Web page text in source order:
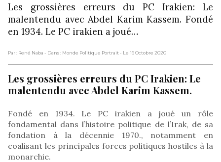
Les grossières erreurs du PC Irakien: Le
malentendu avec Abdel Karim Kassem. Fondé
en 1934. Le PC irakien a joué…
Par : René Naba - Dans : Monde Politique Portrait- Le 16 Octobre 2020
Les grossières erreurs du PC Irakien: Le
malentendu avec Abdel Karim Kassem.
Fondé en 1934. Le PC irakien a joué un rôle
fondamental dans l’histoire politique de l’Irak, de sa
fondation à la décennie 1970., notamment en
coalisant les principales forces politiques hostiles à la
monarchie.